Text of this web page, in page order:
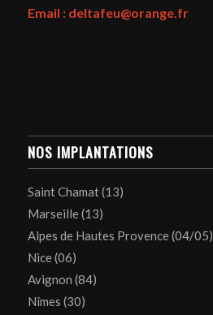
Email : deltafeu@orange.fr
NOS IMPLANTATIONS
Saint Chamat (13)
Marseille (13)
Alpes de Hautes Provence (04/05)
Nice (06)
Avignon (84)
Nîmes (30)